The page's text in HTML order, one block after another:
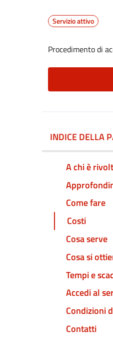
Servizio attivo
Procedimento di
INDICE DELLA
A chi è
Come fare
Costi
Cosa serve
Cosa si
Tempi e
Accedi al
Condizioni
Contatti